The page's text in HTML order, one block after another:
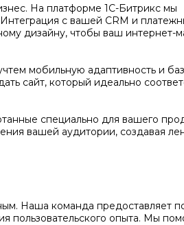
На платформе 1С-Битрикс мы
с вашей CRM и
дизайну, чтобы ваш интернет-
мобильную адаптивность и
сайт, который идеально
специально для вашего
вашей аудитории, создавая
Наша команда предоставляет
пользовательского опыта. Мы